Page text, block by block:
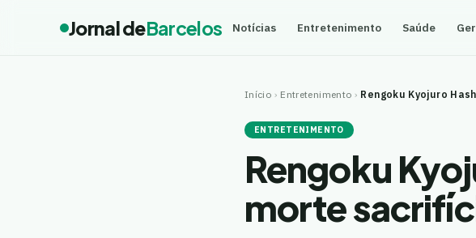
Jornal deBarcelos Notícias Entretenimento Saúde
Início › Entretenimento › Rengoku Kyojuro
ENTRETENIMENTO
Rengoku
morte